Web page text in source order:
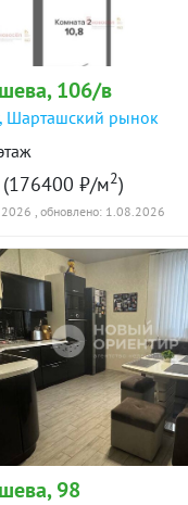
106/в
, Шарташский рынок
(176400 ₽/м2)
, обновлено: 1.08.2026
98